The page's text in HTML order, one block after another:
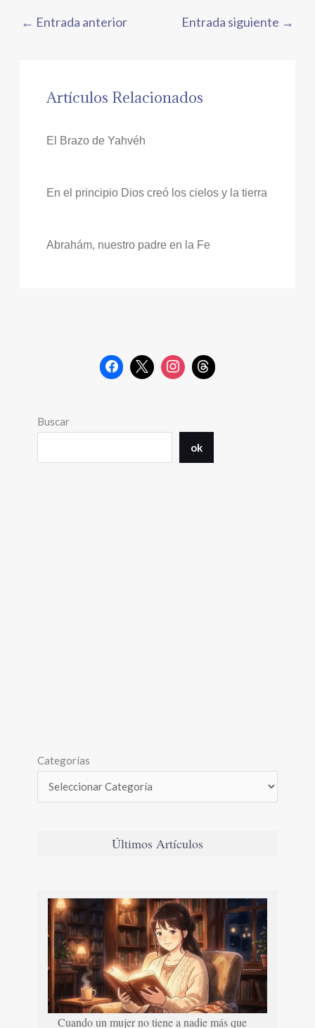
← Entrada anterior Entrada siguiente →
Artículos Relacionados
El Brazo de Yahvéh
En el principio Dios creó los cielos y la tierra
Abrahám, nuestro padre en la Fe
Buscar
ok
Categorías
Últimos Artículos
Cuando un mujer no tiene a nadie más que